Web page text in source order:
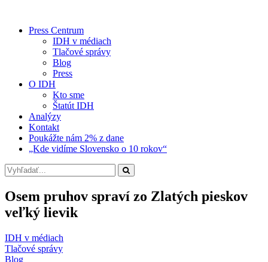
Press Centrum
IDH v médiach
Tlačové správy
Blog
Press
O IDH
Kto sme
Štatút IDH
Analýzy
Kontakt
Poukážte nám 2% z dane
„Kde vidíme Slovensko o 10 rokov“
Osem pruhov spraví zo Zlatých pieskov
veľký lievik
IDH v médiach
Tlačové správy
Blog